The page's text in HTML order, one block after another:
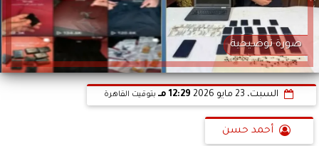
صورة توضيحية
السبت، 23 مايو 2026 12:29 مـ بتوقيت القاهرة
أحمد حسن